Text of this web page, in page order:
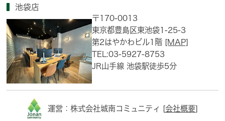
池袋店
〒170-0013
東京都豊島区東池袋1-25-3
第2はやかわビル1階 [MAP]
TEL:03-5927-8753
JR山手線 池袋駅徒歩5分
運営：株式会社城南コミュニティ [会社概要]